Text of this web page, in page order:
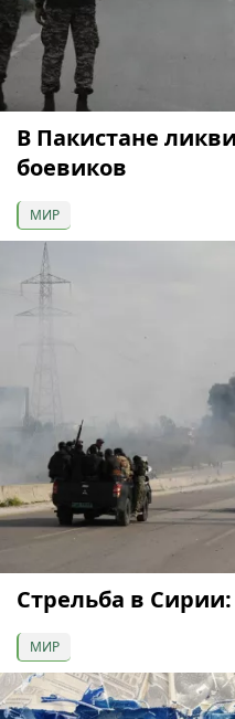
В Пакистане
боевиков
МИР
Стрельба в
МИР